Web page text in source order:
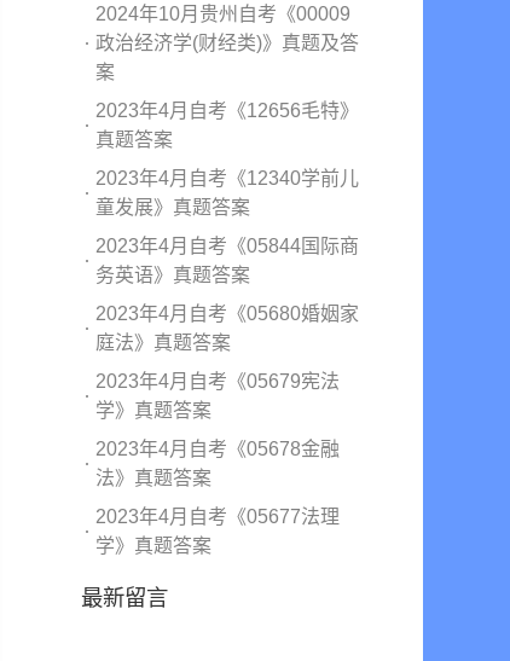
2024年10月贵州自考《00009
政治经济学(财经类)》真题及答
案
2023年4月自考《12656毛特》
真题答案
2023年4月自考《12340学前儿
童发展》真题答案
2023年4月自考《05844国际商
务英语》真题答案
2023年4月自考《05680婚姻家
庭法》真题答案
2023年4月自考《05679宪法
学》真题答案
2023年4月自考《05678金融
法》真题答案
2023年4月自考《05677法理
学》真题答案
最新留言